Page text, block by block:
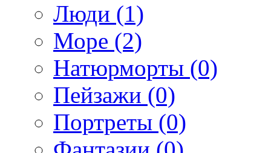
Люди (1)
Море (2)
Натюрморты (0)
Пейзажи (0)
Портреты (0)